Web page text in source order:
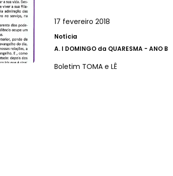
17 fevereiro 2018
Notícia
A. I DOMINGO da QUARESMA - ANO B
Boletim TOMA e LÊ